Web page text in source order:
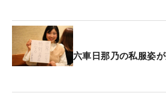
は悪くなくて、12番も（ピンに
でした。ギャラリーさんがいた
し、もっとうれしかったと思い
Skyから賞金10万円が贈られた。
六車日那乃の私服姿が